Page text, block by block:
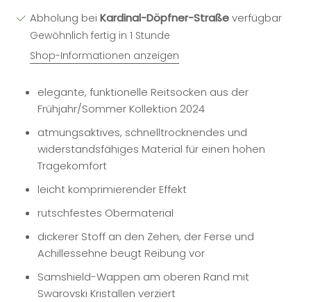
Abholung bei Kardinal-Döpfner-Straßeverfügbar
Gewöhnlich fertig in 1 Stunde
Shop-Informationen anzeigen
elegante, funktionelle Reitsocken aus der
Frühjahr/Sommer Kollektion 2024
atmungsaktives, schnelltrocknendes und
widerstandsfähiges Material für einen hohen
Tragekomfort
leicht komprimierender Effekt
rutschfestes Obermaterial
dickerer Stoff an den Zehen, der Ferse und
Achillessehne beugt Reibung vor
Samshield-Wappen am oberen Rand mit
Swarovski Kristallen verziert